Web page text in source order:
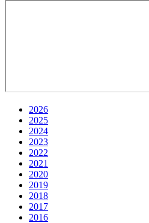
2026
2025
2024
2023
2022
2021
2020
2019
2018
2017
2016